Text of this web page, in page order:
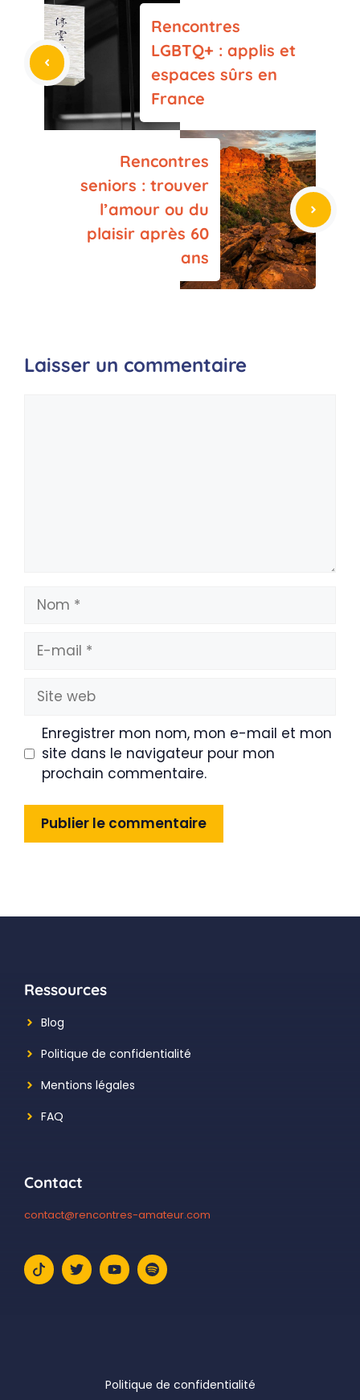
Rencontres
LGBTQ+ : applis et
espaces sûrs en
France
Rencontres
seniors : trouver
l’amour ou du
plaisir après 60
ans
Laisser un commentaire
Nom
mail
Site
web
Enregistrer mon nom, mon e-mail et mon
site dans le navigateur pour mon
prochain commentaire.
Ressources
Blog
Politique de confidentialité
Mentions légales
FAQ
Contact
contact@rencontres-amateur.com
Politique de confidentialité